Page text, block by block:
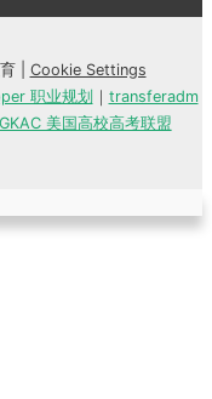
| Cookie Settings
职业规划 ｜ transferadm
GKAC 美国高校高考联盟